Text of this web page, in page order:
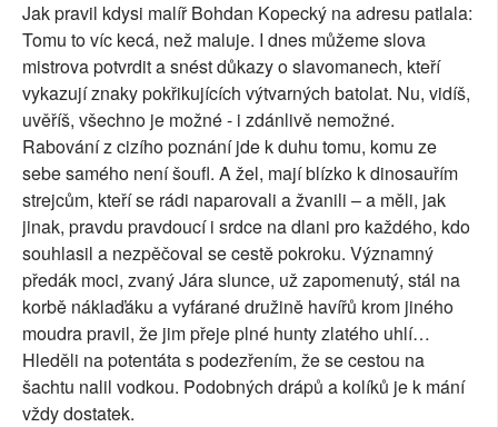
Jak pravil kdysi malíř Bohdan Kopecký na adresu patlala:
Tomu to víc kecá, než maluje. I dnes můžeme slova
mistrova potvrdit a snést důkazy o slavomanech, kteří
vykazují znaky pokřikujících výtvarných batolat. Nu, vidíš,
uvěříš, všechno je možné - i zdánlivě nemožné.
Rabování z cizího poznání jde k duhu tomu, komu ze
sebe samého není šoufl. A žel, mají blízko k dinosauřím
strejcům, kteří se rádi naparovali a žvanili – a měli, jak
jinak, pravdu pravdoucí i srdce na dlani pro každého, kdo
souhlasil a nezpěčoval se cestě pokroku. Významný
předák moci, zvaný Jára slunce, už zapomenutý, stál na
korbě náklaďáku a vyfárané družině havířů krom jiného
moudra pravil, že jim přeje plné hunty zlatého uhlí…
Hleděli na potentáta s podezřením, že se cestou na
šachtu nalil vodkou. Podobných drápů a kolíků je k mání
vždy dostatek.